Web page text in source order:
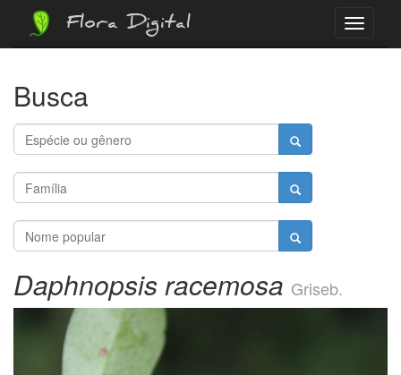
Menu
Flora Digital
Busca
Daphnopsis racemosa Griseb.